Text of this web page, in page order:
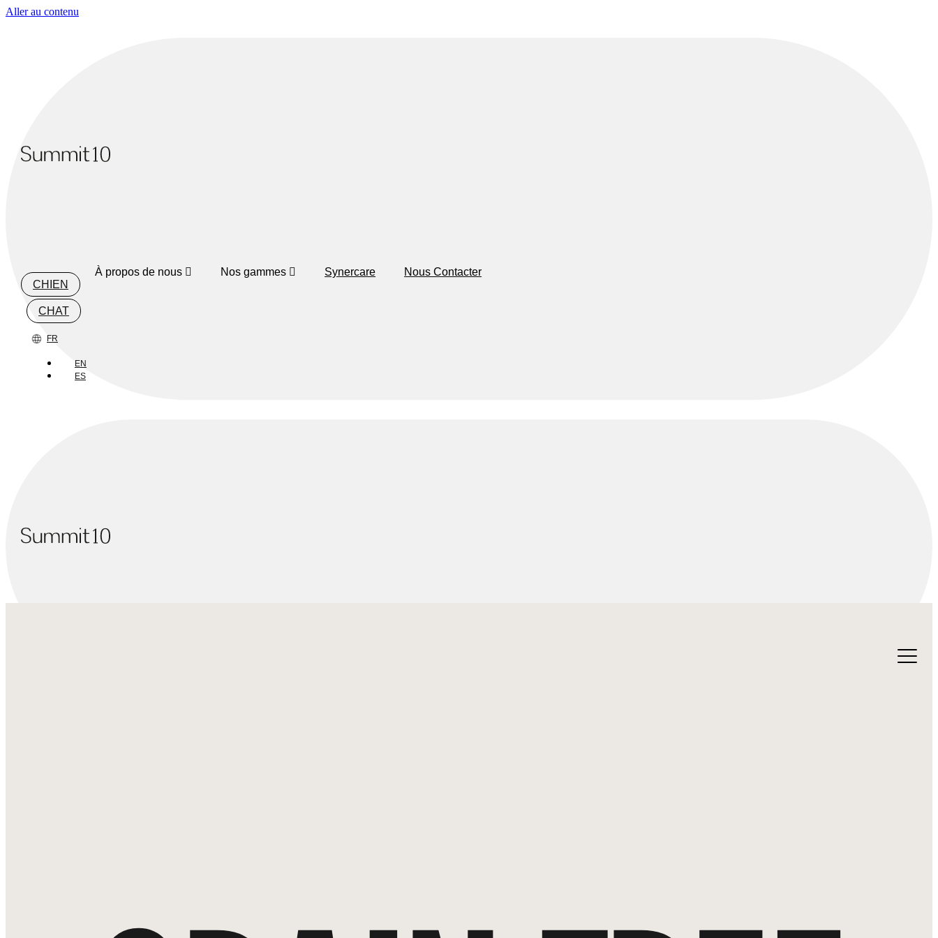
Aller au contenu
À propos de nous Nos gammes Synercare
Nous Contacter
CHIEN
CHAT
FR
EN
ES